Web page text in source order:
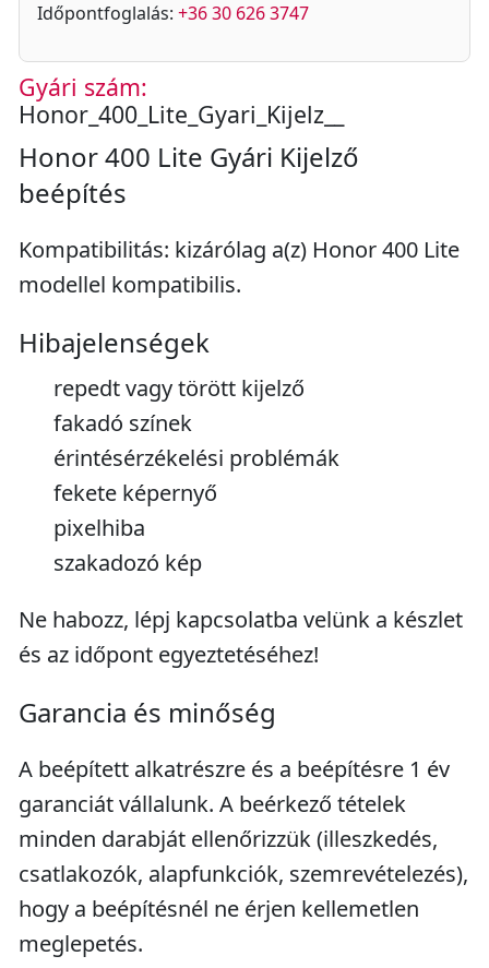
Időpontfoglalás: +36 30 626 3747
Gyári szám:
Honor_400_Lite_Gyari_Kijelz__
Honor 400 Lite Gyári Kijelző
beépítés
Kompatibilitás: kizárólag a(z) Honor 400 Lite
modellel kompatibilis.
Hibajelenségek
repedt vagy törött kijelző
fakadó színek
érintésérzékelési problémák
fekete képernyő
pixelhiba
szakadozó kép
Ne habozz, lépj kapcsolatba velünk a készlet
és az időpont egyeztetéséhez!
Garancia és minőség
A beépített alkatrészre és a beépítésre 1 év
garanciát vállalunk. A beérkező tételek
minden darabját ellenőrizzük (illeszkedés,
csatlakozók, alapfunkciók, szemrevételezés),
hogy a beépítésnél ne érjen kellemetlen
meglepetés.